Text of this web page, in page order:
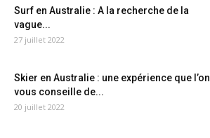
Surf en Australie : A la recherche de la
vague...
27 juillet 2022
Skier en Australie : une expérience que l’on
vous conseille de...
20 juillet 2022